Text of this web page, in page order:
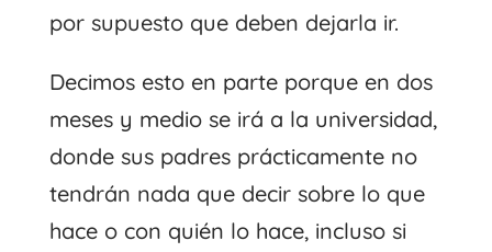
por supuesto que deben dejarla ir.
Decimos esto en parte porque en dos
meses y medio se irá a la universidad,
donde sus padres prácticamente no
tendrán nada que decir sobre lo que
hace o con quién lo hace, incluso si